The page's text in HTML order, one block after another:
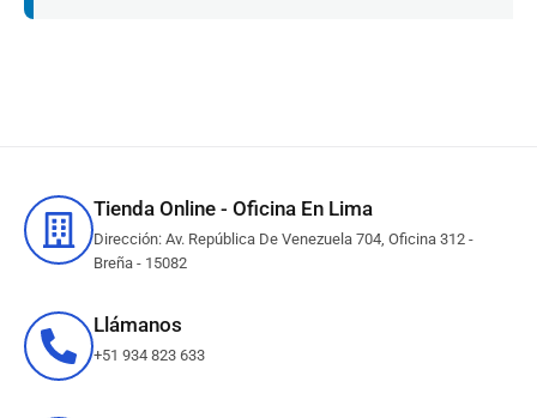
Tienda Online - Oficina En Lima
Dirección: Av. República De Venezuela 704, Oficina 312 -
Breña - 15082
Llámanos
+51 934 823 633